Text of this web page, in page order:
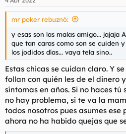
mr poker rebuznó:
y esas son las malas amigo... jajaja
que tan caras como son se cuiden
los jodidos días... vaya tela sino..
Estas chicas se cuidan claro. Y
follan con quién les de el dinero
síntomas en años. Si no haces tú
no hay problema, si te va la
todos nosotros pues asumes ese
ahora no ha habido quejas que